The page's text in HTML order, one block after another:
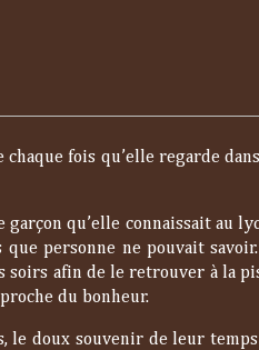
fois qu’elle regarde
qu’elle connaissait au
personne ne pouvait
afin de le retrouver à la
du bonheur.
le doux souvenir de leur